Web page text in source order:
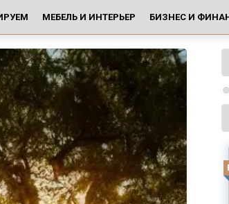
МЕБЕЛЬ И ИНТЕРЬЕР БИЗНЕС И